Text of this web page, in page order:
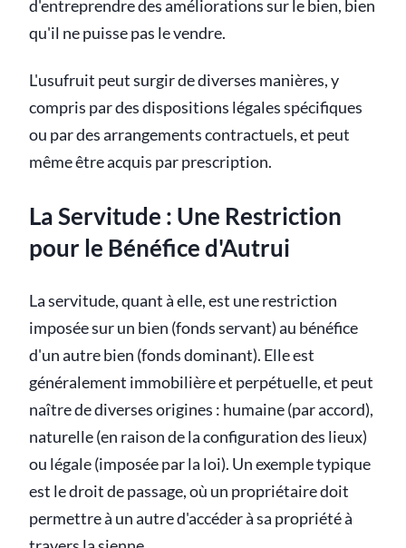
d'entreprendre des améliorations sur le bien, bien
qu'il ne puisse pas le vendre.
L'usufruit peut surgir de diverses manières, y
compris par des dispositions légales spécifiques
ou par des arrangements contractuels, et peut
même être acquis par prescription.
La Servitude : Une Restriction
pour le Bénéfice d'Autrui
La servitude, quant à elle, est une restriction
imposée sur un bien (fonds servant) au bénéfice
d'un autre bien (fonds dominant). Elle est
généralement immobilière et perpétuelle, et peut
naître de diverses origines : humaine (par accord),
naturelle (en raison de la configuration des lieux)
ou légale (imposée par la loi). Un exemple typique
est le droit de passage, où un propriétaire doit
permettre à un autre d'accéder à sa propriété à